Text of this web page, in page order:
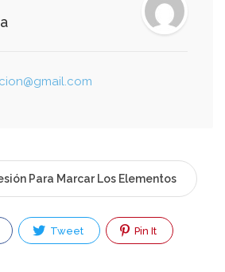
Para Marcar Los Elementos
Tweet Pin It